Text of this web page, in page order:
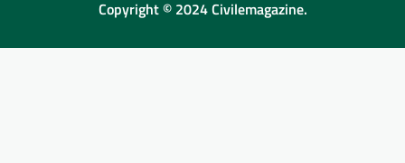
Copyright © 2024 Civilemagazine.